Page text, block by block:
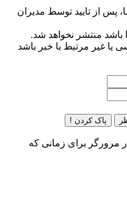
از تایید توسط مدیران
باشد منتشر نخواهد شد.
یا غیر مرتبط با خبر باشد
پاک کردن !
مرورگر برای زمانی که